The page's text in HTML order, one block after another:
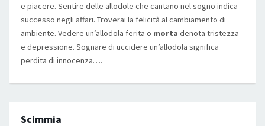
e piacere. Sentire delle allodole che cantano nel sogno indica
successo negli affari. Troverai la felicità al cambiamento di
ambiente. Vedere un’allodola ferita o morta denota tristezza
e depressione. Sognare di uccidere un’allodola significa
perdita di innocenza….
Scimmia